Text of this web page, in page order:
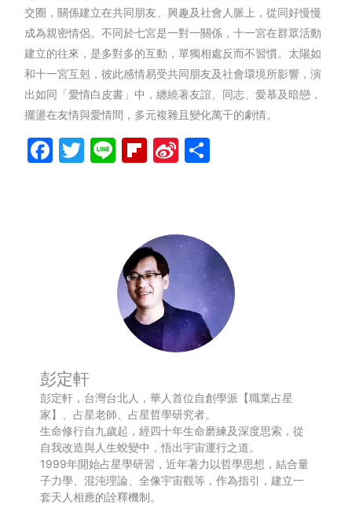
交圈，關係建立在共同朋友、興趣及社會人脈上，從同好慢慢
成為親密情侶。不同於七宮是一對一關係，十一宮在群眾活動
建立的往來，是多對多的互動，單獨相處反而不習慣。太陽如
和十一宮互剋，彼此感情易受共同朋友及社會環境所影響，演
出如同「愛情白皮書」中，纏繞著友誼、同志、愛慕及暗戀，
擺盪在友情與愛情間，多元複雜且變化萬千的劇情。
Facebook
Twitter
LineFlipboard
Sina
彭定軒
彭定軒，台灣台北人，華人首位自創學派【職業占星
家】、占星老師、占星哲學研究者。
生命修行自九歲起，經四十年生命磨練及深度思索，從
自我改造與人生蛻變中，悟出宇宙運行之道。
1999年開始占星學研習，近年著力以哲學思想，結合量
子力學、混沌理論、全像宇宙觀等，作為指引，建立一
套天人相應的詮釋機制。